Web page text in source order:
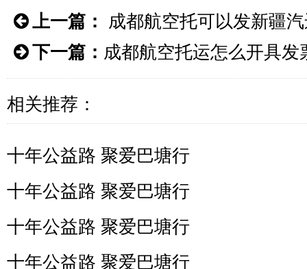
上一篇：
成都航空托可以发新疆
下一篇： 成都航空托运怎么开具发
相关推荐：
十年公益路 聚爱巴塘行
十年公益路 聚爱巴塘行
十年公益路 聚爱巴塘行
十年公益路 聚爱巴塘行